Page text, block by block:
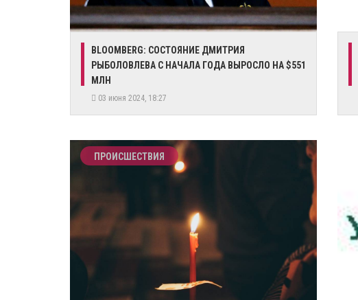
​BLOOMBERG: СОСТОЯНИЕ ДМИТРИЯ
РЫБОЛОВЛЕВА С НАЧАЛА ГОДА ВЫРОСЛО НА $551
МЛН
03 июня 2024, 18:27
ПРОИСШЕСТВИЯ